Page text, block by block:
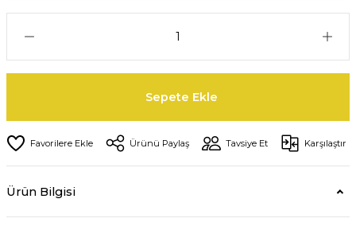
Sepete Ekle
Ürünü Paylaş Tavsiye Et Karşılaştır
Ürün Bilgisi